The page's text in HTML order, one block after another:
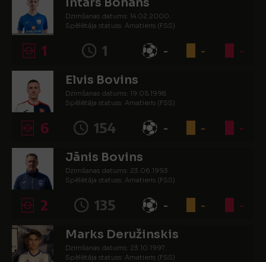
Dzimšanas datums: 14.02.2000.
Spēlētāja statuss: Amatieris (FSS)
1 1 - - -
Elvis Bovins
Dzimšanas datums: 19.05.1998.
Spēlētāja statuss: Amatieris (FSS)
6 154 - - -
Jānis Bovins
Dzimšanas datums: 23.06.1993.
Spēlētāja statuss: Amatieris (FSS)
2 135 - - -
Marks Deružinskis
Dzimšanas datums: 23.10.1997.
Spēlētāja statuss: Amatieris (FSS)